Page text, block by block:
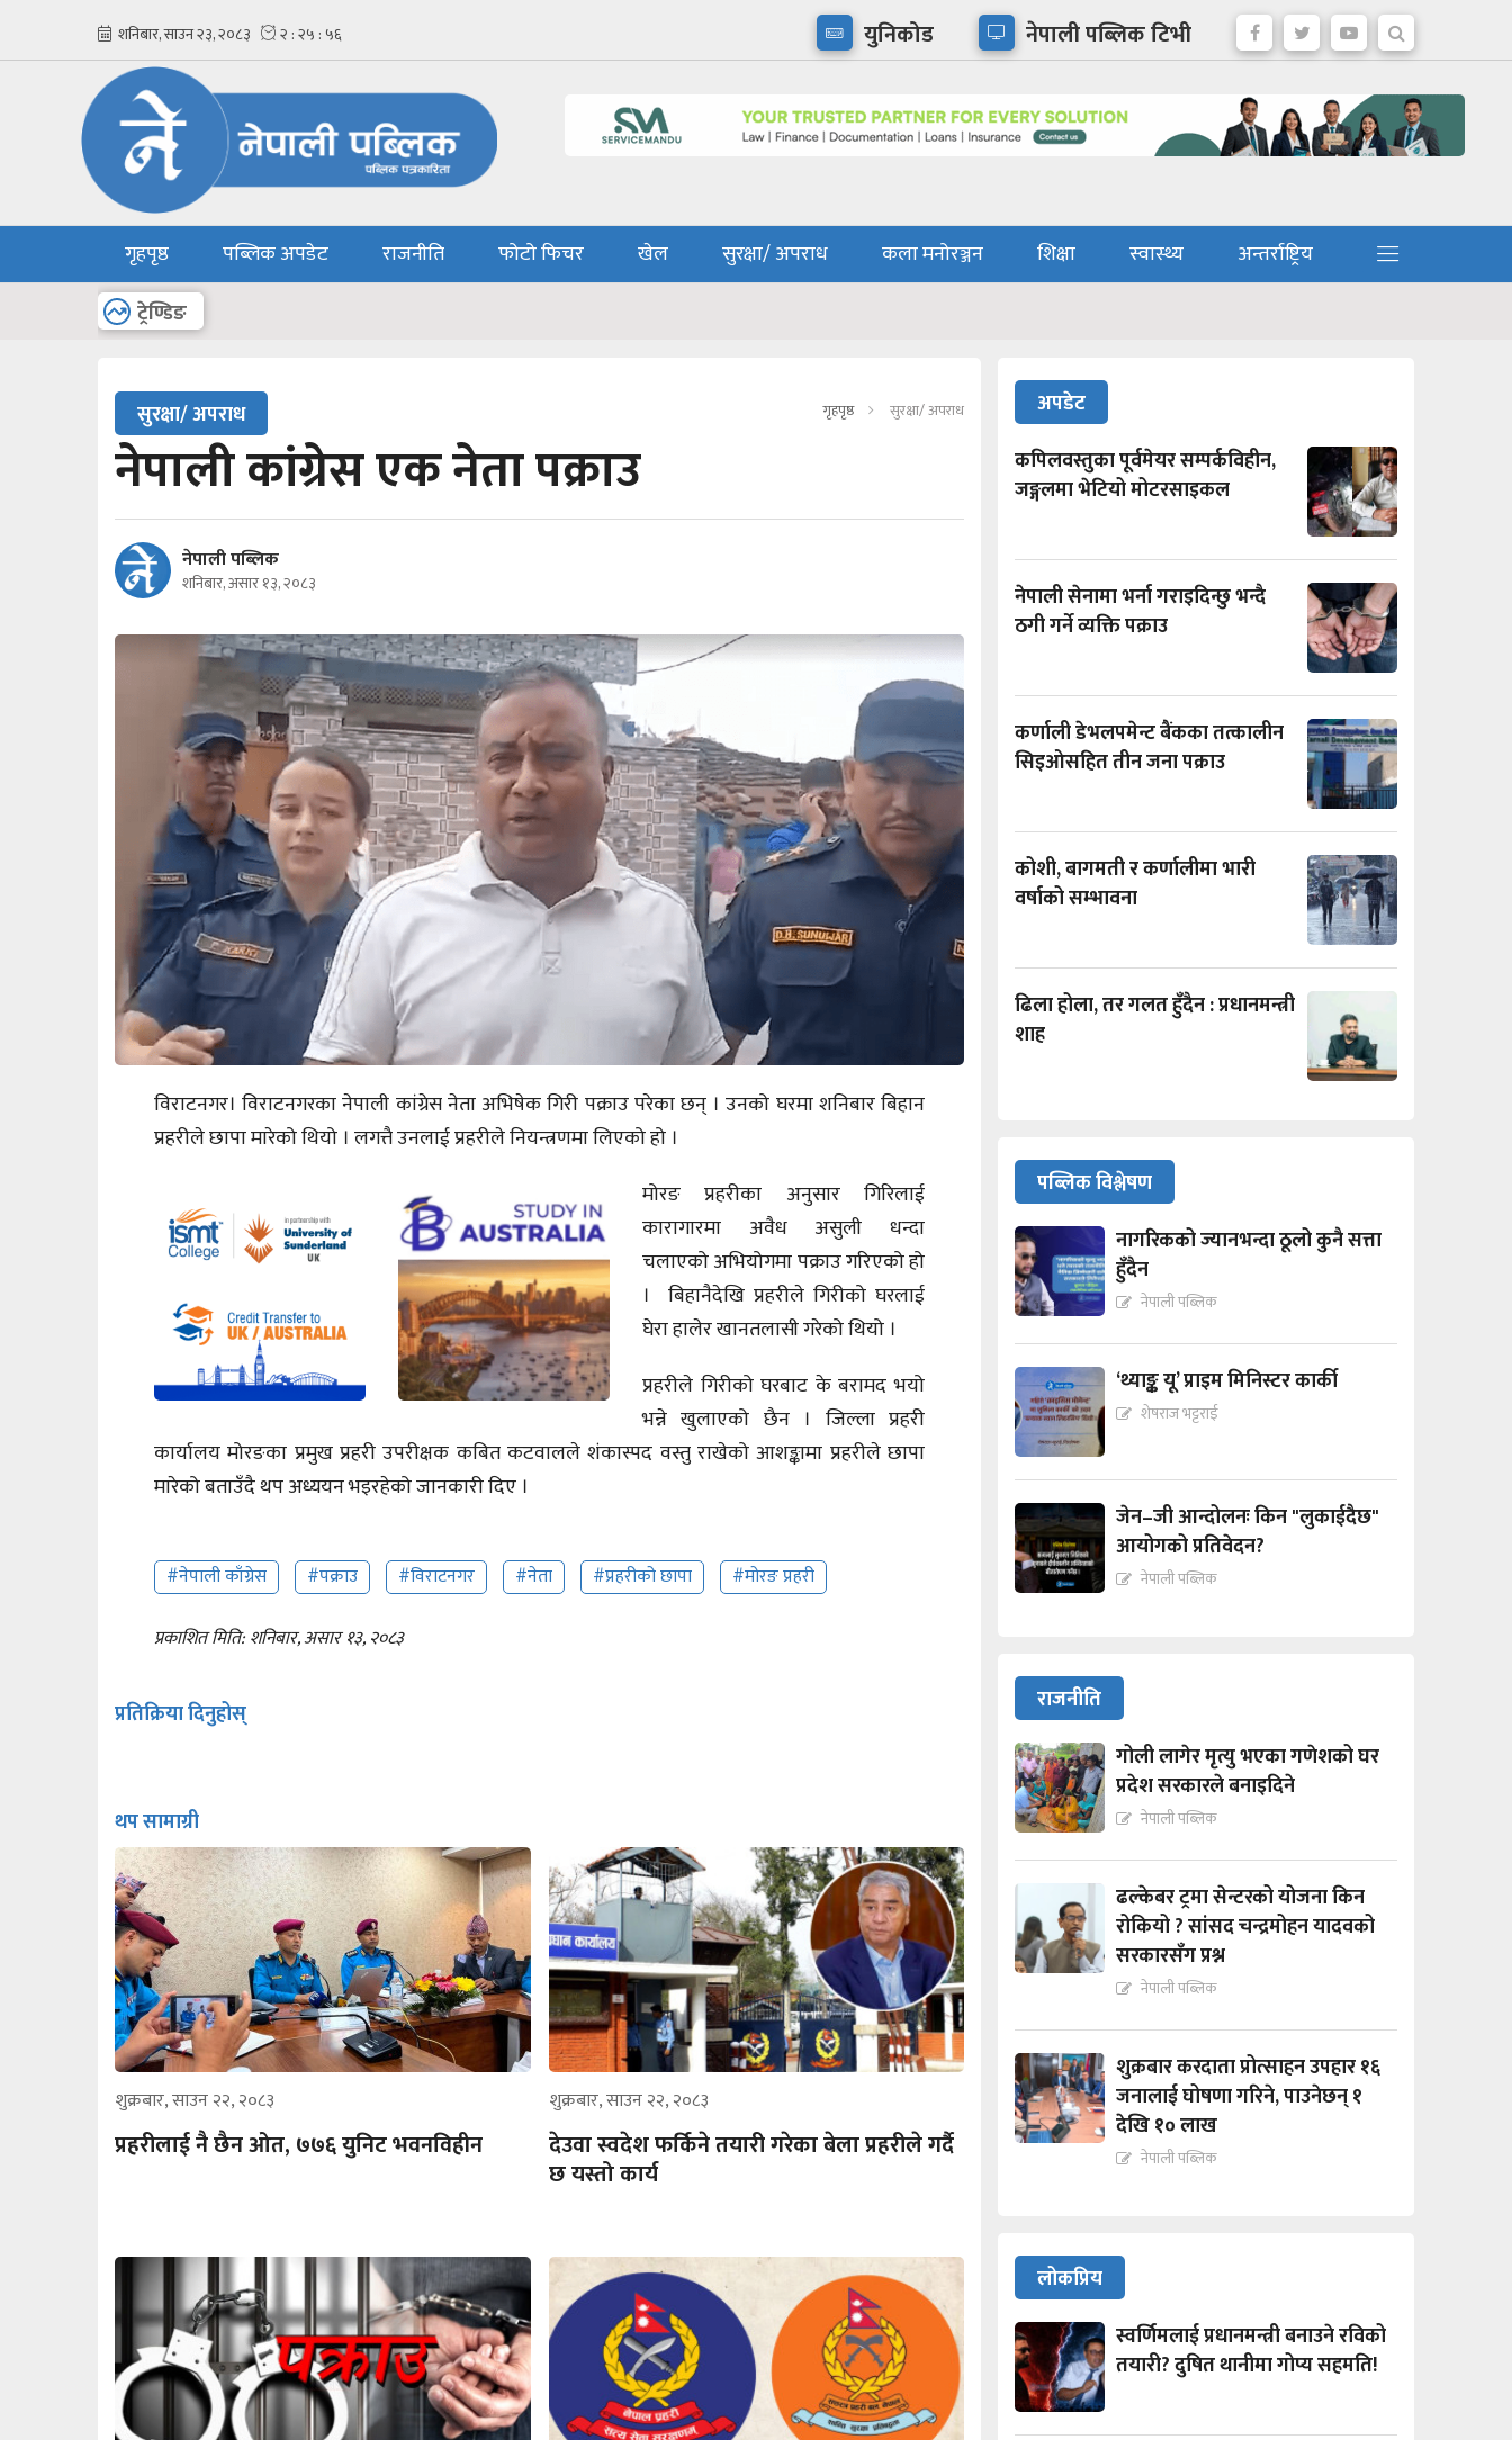
युनिकोड नेपाली पब्लिक टिभी
गृहपृष्ठ पब्लिक अपडेट राजनीति फोटो फिचर खेल सुरक्षा/ अपराध कला मनोरञ्जन शिक्षा स्वास्थ्य
अन्तर्राष्ट्रिय
अन्य
ट्रेण्डिङ
सुरक्षा/ अपराध गृहपृष्ठ सुरक्षा/ अपराध
नेपाली कांग्रेस एक नेता पक्राउ
नेपाली पब्लिक
शनिबार, असार १३, २०८३
विराटनगर। विराटनगरका नेपाली कांग्रेस नेता अभिषेक गिरी पक्राउ परेका छन् । उनको घरमा शनिबार बिहान
प्रहरीले छापा मारेको थियो । लगत्तै उनलाई प्रहरीले नियन्त्रणमा लिएको हो ।
मोरङ प्रहरीका अनुसार गिरिलाई
कारागारमा अवैध असुली धन्दा
चलाएको अभियोगमा पक्राउ गरिएको हो
। बिहानैदेखि प्रहरीले गिरीको घरलाई
घेरा हालेर खानतलासी गरेको थियो ।
प्रहरीले गिरीको घरबाट के बरामद भयो
भन्ने खुलाएको छैन । जिल्ला प्रहरी
कार्यालय मोरङका प्रमुख प्रहरी उपरीक्षक कबित कटवालले शंकास्पद वस्तु राखेको आशङ्कामा प्रहरीले छापा
मारेको बताउँदै थप अध्ययन भइरहेको जानकारी दिए ।
#नेपाली काँग्रेस #पक्राउ #विराटनगर #नेता #प्रहरीको छापा #मोरङ प्रहरी
प्रकाशित मिति: शनिबार, असार १३, २०८३
प्रतिक्रिया दिनुहोस्
थप सामाग्री
शुक्रबार, साउन २२, २०८३
प्रहरीलाई नै छैन ओत, ७७६ युनिट भवनविहीन
शुक्रबार, साउन २२, २०८३
देउवा स्वदेश फर्किने तयारी गरेका बेला प्रहरीले गर्दै
छ यस्तो कार्य
अपडेट
कपिलवस्तुका पूर्वमेयर सम्पर्कविहीन,
जङ्गलमा भेटियो मोटरसाइकल
नेपाली सेनामा भर्ना गराइदिन्छु भन्दै
ठगी गर्ने व्यक्ति पक्राउ
कर्णाली डेभलपमेन्ट बैंकका तत्कालीन
सिइओसहित तीन जना पक्राउ
कोशी, बागमती र कर्णालीमा भारी
वर्षाको सम्भावना
ढिला होला, तर गलत हुँदैन : प्रधानमन्त्री
शाह
पब्लिक विश्लेषण
नागरिकको ज्यानभन्दा ठूलो कुनै सत्ता
हुँदैन
नेपाली पब्लिक
‘थ्याङ्क यू’ प्राइम मिनिस्टर कार्की
शेषराज भट्टराई
जेन–जी आन्दोलनः किन "लुकाईदैछ"
आयोगको प्रतिवेदन?
नेपाली पब्लिक
राजनीति
गोली लागेर मृत्यु भएका गणेशको घर
प्रदेश सरकारले बनाइदिने
नेपाली पब्लिक
ढल्केबर ट्रमा सेन्टरको योजना किन
रोकियो ? सांसद चन्द्रमोहन यादवको
सरकारसँग प्रश्न
नेपाली पब्लिक
शुक्रबार करदाता प्रोत्साहन उपहार १६
जनालाई घोषणा गरिने, पाउनेछन् १
देखि १० लाख
नेपाली पब्लिक
लोकप्रिय
स्वर्णिमलाई प्रधानमन्त्री बनाउने रविको
तयारी? दुषित थानीमा गोप्य सहमति!